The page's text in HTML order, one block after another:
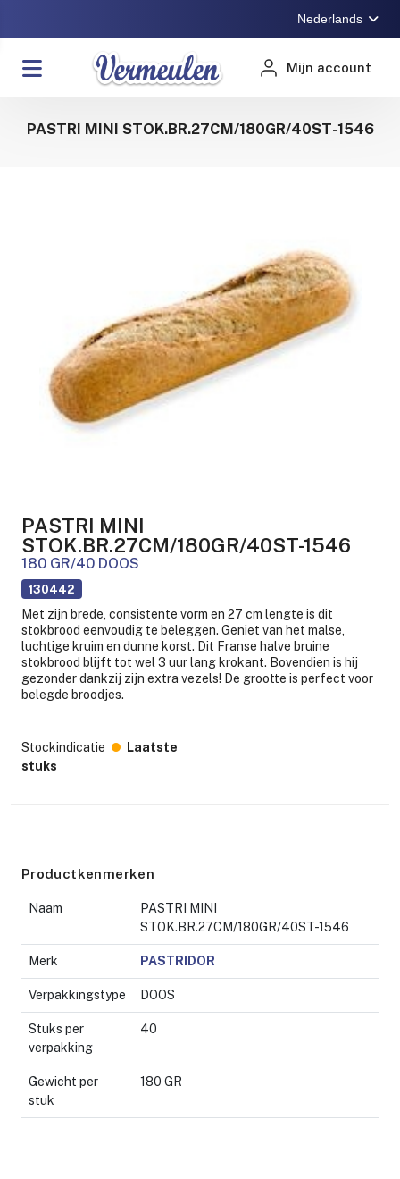
Nederlands
Mijn account
PASTRI MINI STOK.BR.27CM/180GR/40ST-1546
PASTRI MINI
STOK.BR.27CM/180GR/40ST-1546
180 GR/40 DOOS
130442
Met zijn brede, consistente vorm en 27 cm lengte is dit
stokbrood eenvoudig te beleggen. Geniet van het malse,
luchtige kruim en dunne korst. Dit Franse halve bruine
stokbrood blijft tot wel 3 uur lang krokant. Bovendien is hij
gezonder dankzij zijn extra vezels! De grootte is perfect voor
belegde broodjes.
Stockindicatie
Laatste
stuks
Productkenmerken
Naam
PASTRI MINI
STOK.BR.27CM/180GR/40ST-1546
Merk PASTRIDOR
Verpakkingstype DOOS
Stuks per
verpakking
40
Gewicht per
stuk
180 GR